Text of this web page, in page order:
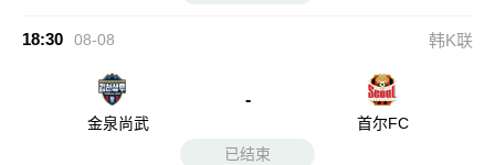
18:30 08-08 韩K联
金泉尚武
-
首尔FC
已结束